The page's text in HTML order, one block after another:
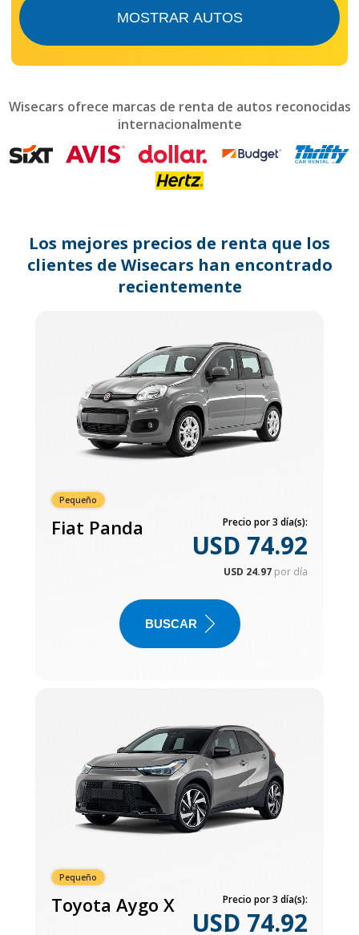
mark
get
the
dates.
MOSTRAR AUTOS
Wisecars ofrece marcas de renta de autos reconocidas
internacionalmente
Los mejores precios de renta que los
clientes de Wisecars han encontrado
recientemente
Pequeño
Fiat Panda Precio por 3 día(s):
USD 74.92
USD 24.97 por día
BUSCAR
Pequeño
Toyota Aygo X Precio por 3 día(s):
USD 74.92